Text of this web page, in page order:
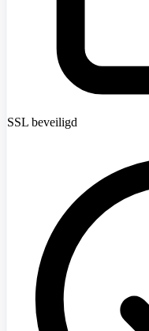
SSL beveiligd